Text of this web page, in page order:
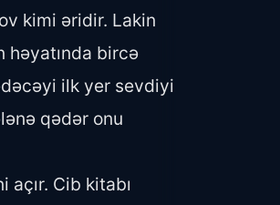
kimi əridir. Lakin
həyatında bircə
ilk yer sevdiyi
qədər onu
Cib kitabı